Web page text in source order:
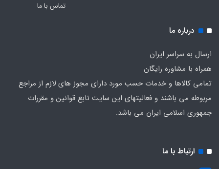
تماس با ما
درباره ما
ارسال به سراسر ایران
همراه با مشاوره رایگان
تمامی کالاها و خدمات حسب مورد دارای مجوز های لازم از مراجع
مربوطه می باشند و فعالیتهای این سایت تابع قوانین و مقررات
جمهوری اسلامی ایران می باشد.
ارتباط با ما